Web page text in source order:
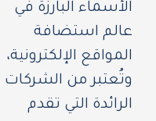
الأسماء البارزة في
عالم استضافة
المواقع الإلكترونية،
وتُعتبر من الشركات
الرائدة التي تقدم